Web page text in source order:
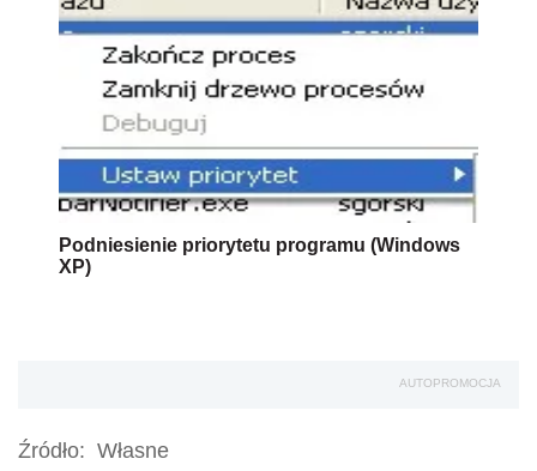
Podniesienie priorytetu programu (Windows
XP)
AUTOPROMOCJA
Źródło: Własne